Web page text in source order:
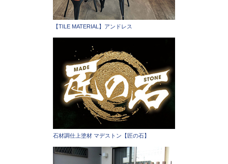
【TILE MATERIAL】アンドレス
石材調仕上塗材 マデストン【匠の石】